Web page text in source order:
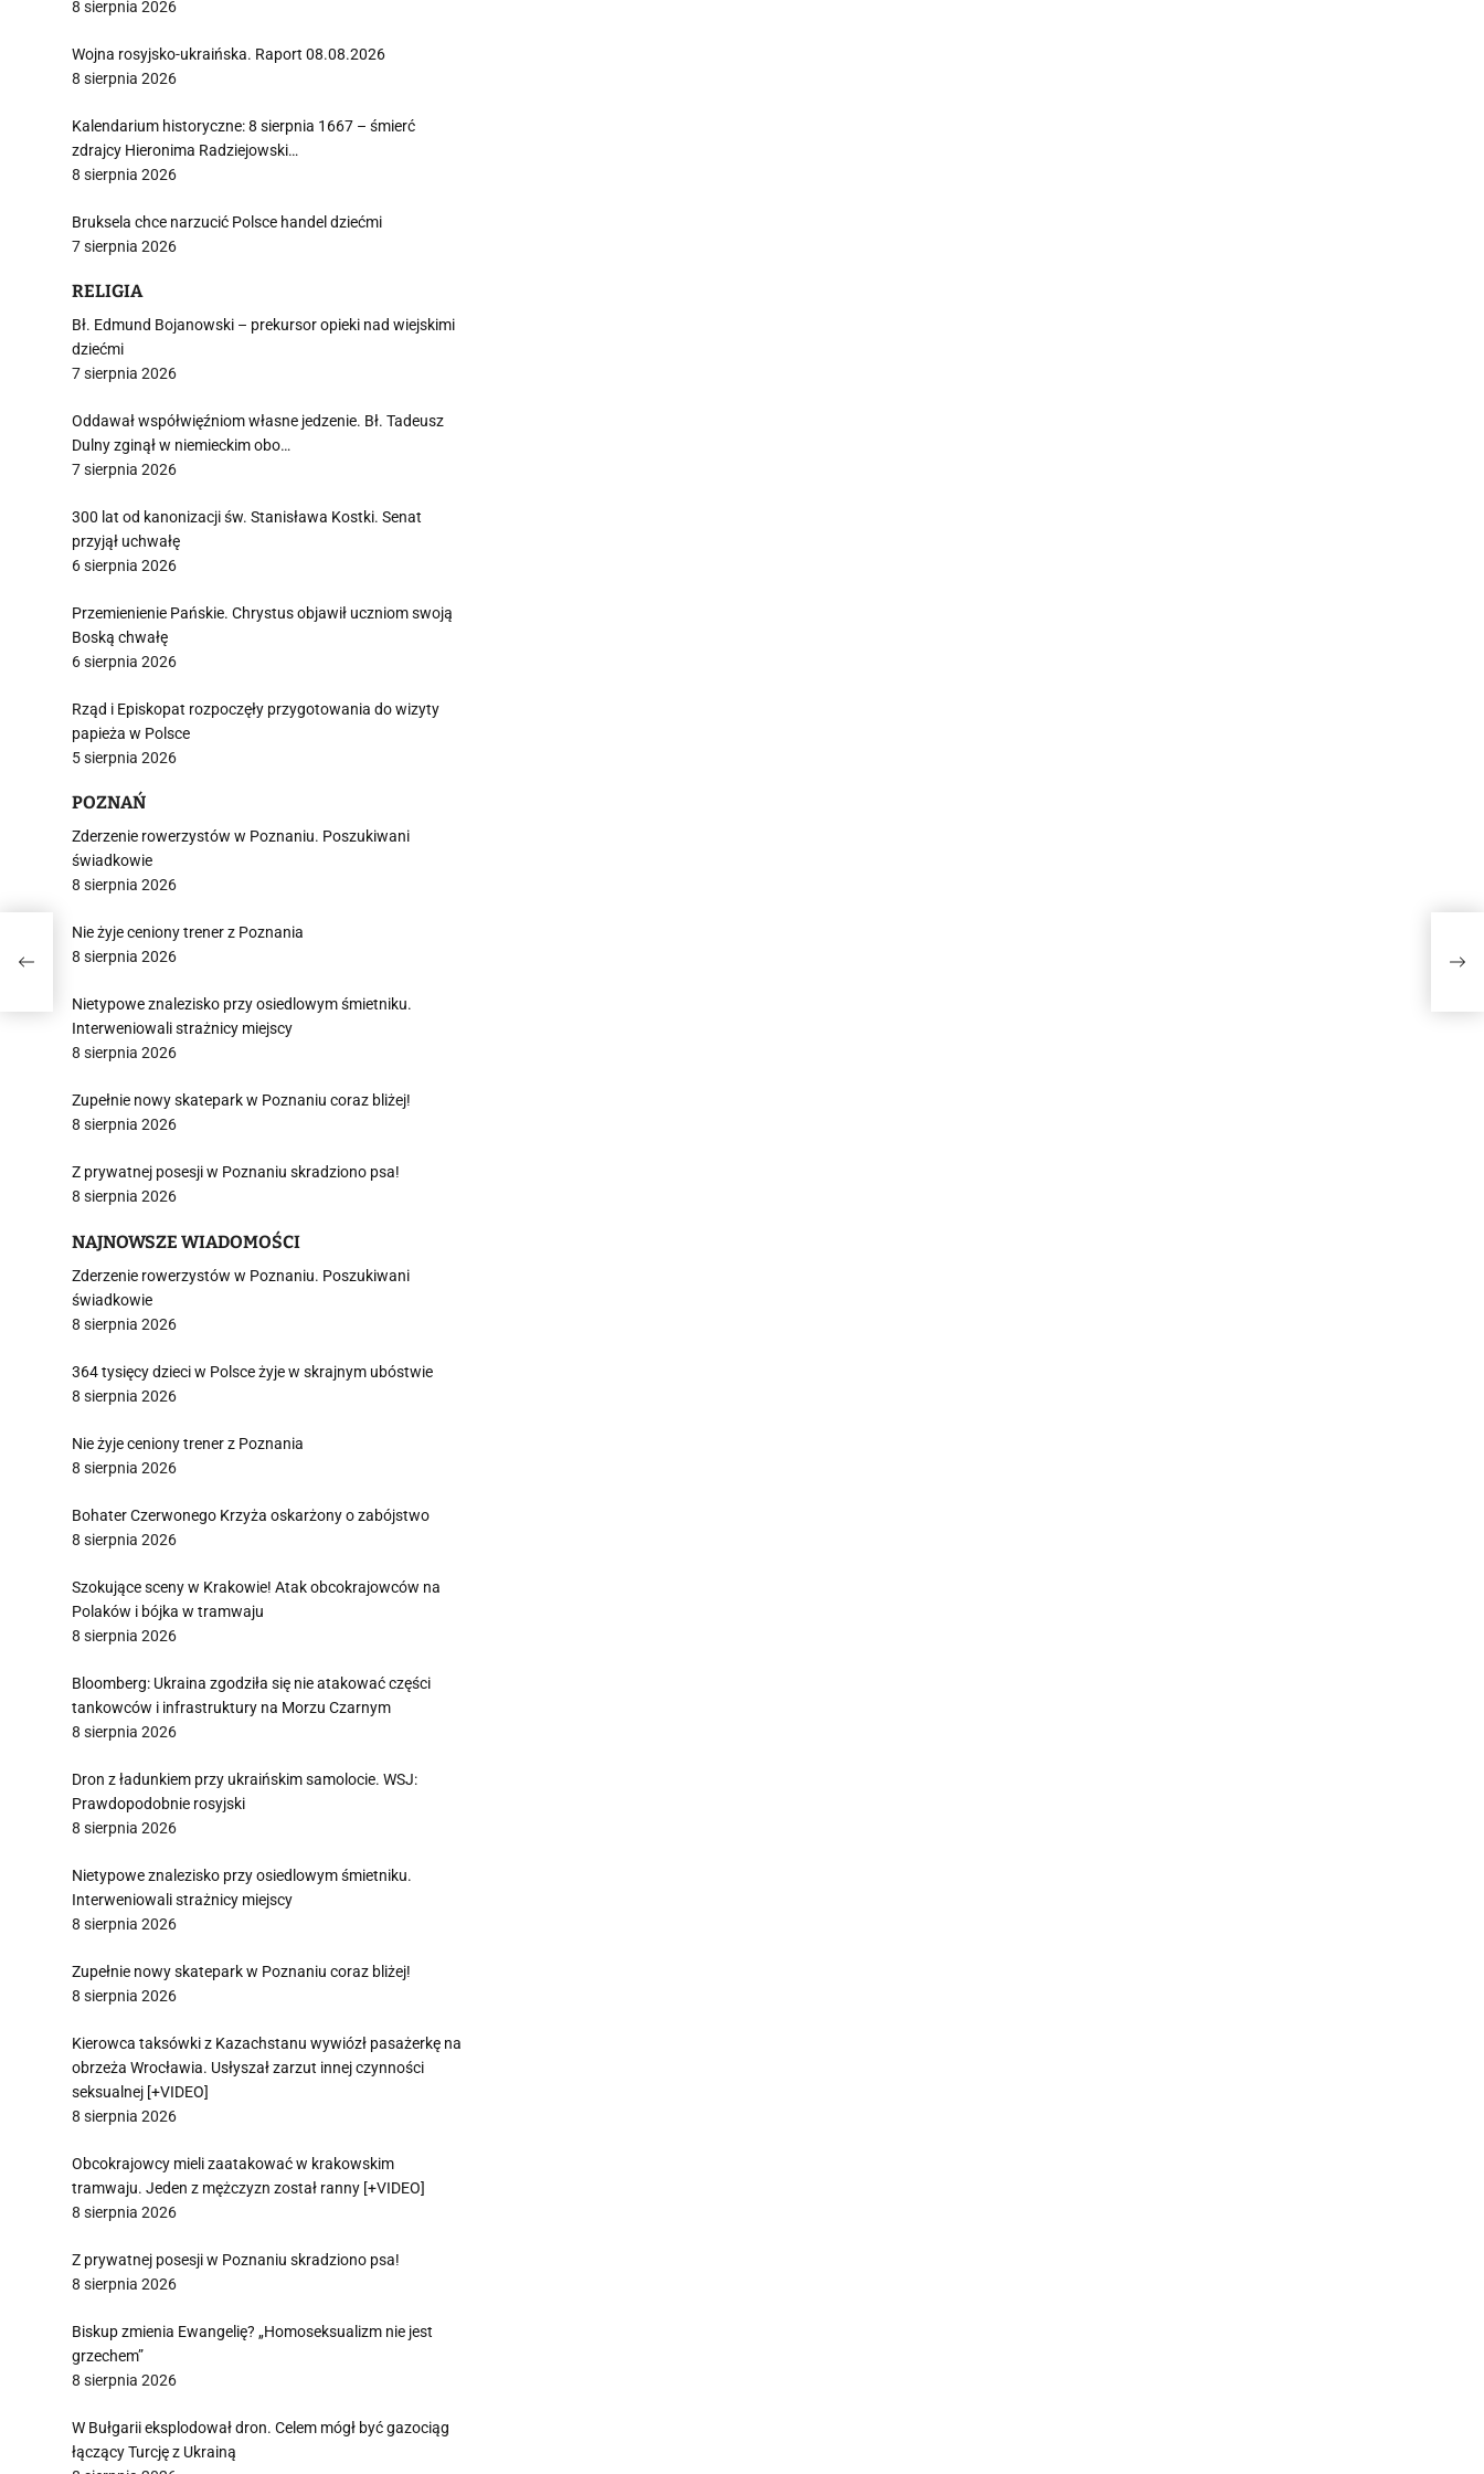
8 sierpnia 2026
Wojna rosyjsko-ukraińska. Raport 08.08.2026
8 sierpnia 2026
Kalendarium historyczne: 8 sierpnia 1667 – śmierć
zdrajcy Hieronima Radziejowski…
8 sierpnia 2026
Bruksela chce narzucić Polsce handel dziećmi
7 sierpnia 2026
RELIGIA
Bł. Edmund Bojanowski – prekursor opieki nad wiejskimi
dziećmi
7 sierpnia 2026
Oddawał współwięźniom własne jedzenie. Bł. Tadeusz
Dulny zginął w niemieckim obo…
7 sierpnia 2026
300 lat od kanonizacji św. Stanisława Kostki. Senat
przyjął uchwałę
6 sierpnia 2026
Przemienienie Pańskie. Chrystus objawił uczniom swoją
Boską chwałę
6 sierpnia 2026
Rząd i Episkopat rozpoczęły przygotowania do wizyty
papieża w Polsce
5 sierpnia 2026
POZNAŃ
Zderzenie rowerzystów w Poznaniu. Poszukiwani
świadkowie
8 sierpnia 2026
Nie żyje ceniony trener z Poznania
8 sierpnia 2026
Nietypowe znalezisko przy osiedlowym śmietniku.
Interweniowali strażnicy miejscy
8 sierpnia 2026
Zupełnie nowy skatepark w Poznaniu coraz bliżej!
8 sierpnia 2026
Z prywatnej posesji w Poznaniu skradziono psa!
8 sierpnia 2026
NAJNOWSZE WIADOMOŚCI
Zderzenie rowerzystów w Poznaniu. Poszukiwani
świadkowie
8 sierpnia 2026
364 tysięcy dzieci w Polsce żyje w skrajnym ubóstwie
8 sierpnia 2026
Nie żyje ceniony trener z Poznania
8 sierpnia 2026
Bohater Czerwonego Krzyża oskarżony o zabójstwo
8 sierpnia 2026
Szokujące sceny w Krakowie! Atak obcokrajowców na
Polaków i bójka w tramwaju
8 sierpnia 2026
Bloomberg: Ukraina zgodziła się nie atakować części
tankowców i infrastruktury na Morzu Czarnym
8 sierpnia 2026
Dron z ładunkiem przy ukraińskim samolocie. WSJ:
Prawdopodobnie rosyjski
8 sierpnia 2026
Nietypowe znalezisko przy osiedlowym śmietniku.
Interweniowali strażnicy miejscy
8 sierpnia 2026
Zupełnie nowy skatepark w Poznaniu coraz bliżej!
8 sierpnia 2026
Kierowca taksówki z Kazachstanu wywiózł pasażerkę na
obrzeża Wrocławia. Usłyszał zarzut innej czynności
seksualnej [+VIDEO]
8 sierpnia 2026
Obcokrajowcy mieli zaatakować w krakowskim
tramwaju. Jeden z mężczyzn został ranny [+VIDEO]
8 sierpnia 2026
Z prywatnej posesji w Poznaniu skradziono psa!
8 sierpnia 2026
Biskup zmienia Ewangelię? „Homoseksualizm nie jest
grzechem”
8 sierpnia 2026
W Bułgarii eksplodował dron. Celem mógł być gazociąg
łączący Turcję z Ukrainą